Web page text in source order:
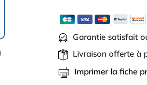
Garantie satisfait
Livraison offerte à
Imprimer la fiche